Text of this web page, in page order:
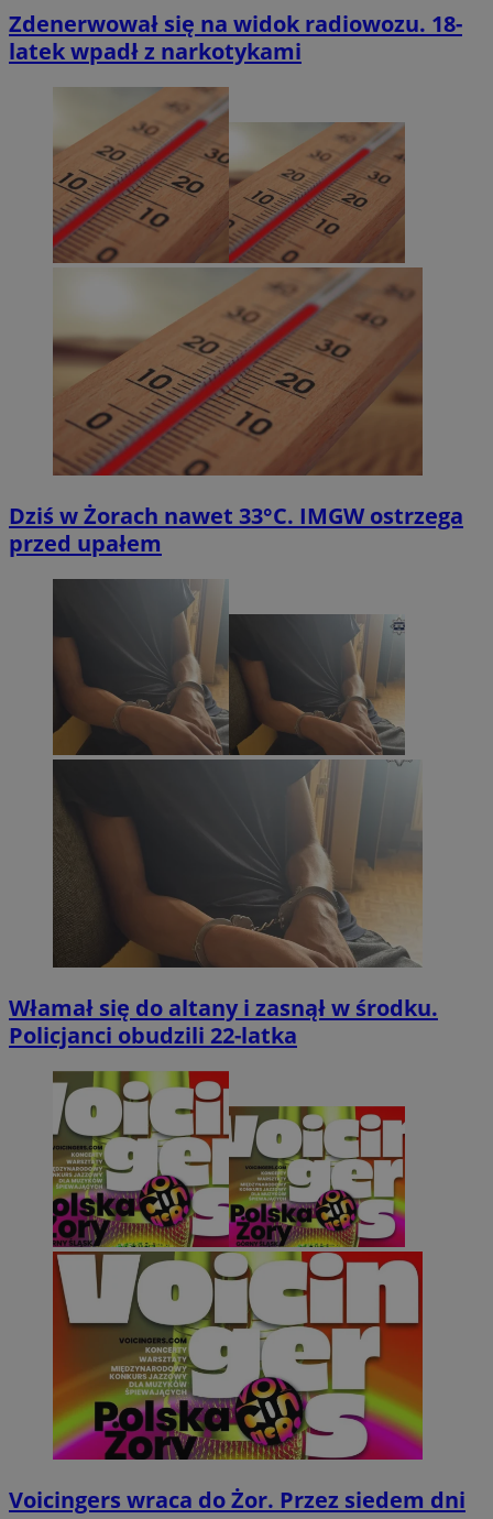
Zdenerwował się na widok radiowozu. 18-
latek wpadł z narkotykami
Dziś w Żorach nawet 33°C. IMGW ostrzega
przed upałem
Włamał się do altany i zasnął w środku.
Policjanci obudzili 22-latka
Voicingers wraca do Żor. Przez siedem dni